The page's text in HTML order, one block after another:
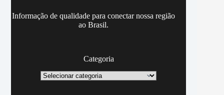
Informação de qualidade para conectar nossa região
ao Brasil.
Categoria
Categoria